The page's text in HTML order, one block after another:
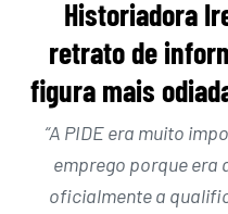
Historiadora
retrato de
figura mais
“A PIDE era muito
emprego porque era
oficialmente a